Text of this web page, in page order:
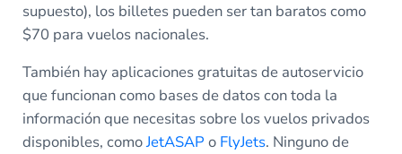
supuesto), los billetes pueden ser tan baratos como
$70 para vuelos nacionales.
También hay aplicaciones gratuitas de autoservicio
que funcionan como bases de datos con toda la
información que necesitas sobre los vuelos privados
disponibles, comoJetASAP o FlyJets. Ninguno de